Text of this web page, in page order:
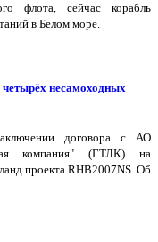
флота, сейчас корабль
в Белом море.
несамоходных
договора с АО
компания" (ГТЛК) на
проекта RHB2007NS. Об